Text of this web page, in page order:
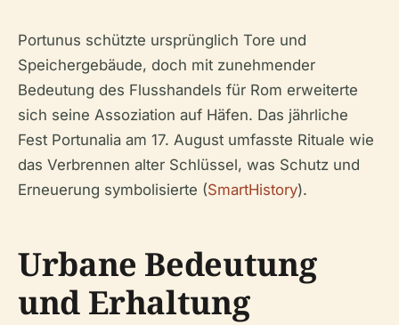
Portunus schützte ursprünglich Tore und
Speichergebäude, doch mit zunehmender
Bedeutung des Flusshandels für Rom erweiterte
sich seine Assoziation auf Häfen. Das jährliche
Fest Portunalia am 17. August umfasste Rituale wie
das Verbrennen alter Schlüssel, was Schutz und
Erneuerung symbolisierte (SmartHistory).
Urbane Bedeutung
und Erhaltung